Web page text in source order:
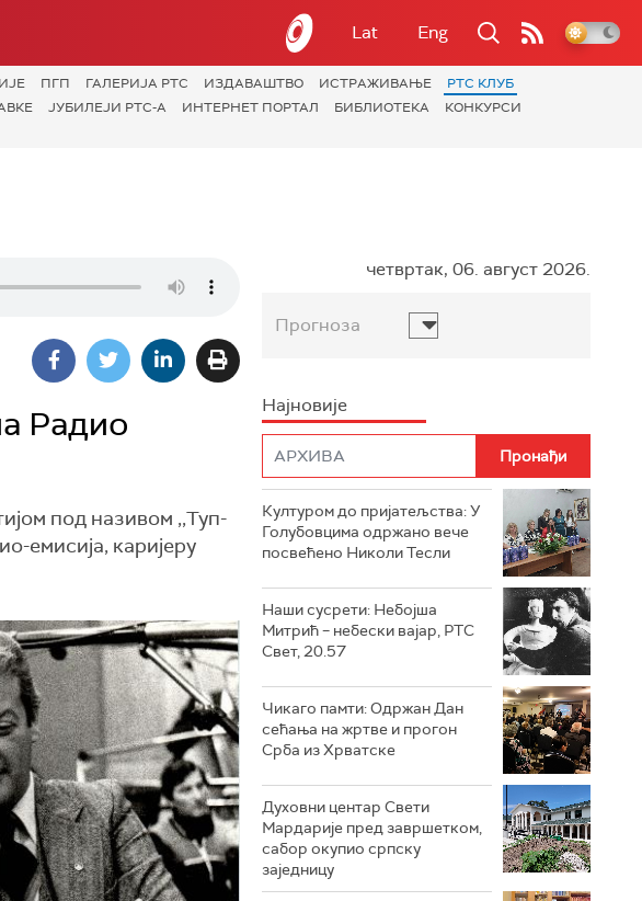
Lat Eng
ПГП ГАЛЕРИЈА РТС ИЗДАВАШТВО ИСТРАЖИВАЊЕ
РТС КЛУБ
ЈУБИЛЕЈИ РТС-А ИНТЕРНЕТ ПОРТАЛ БИБЛИОТЕКА
КОНКУРСИ
Радио
под називом ,,Туп-
емисија, каријеру
четвртак, 06. август 2026.
Прогноза
Најновије
Културом до пријатељства: У
Голубовцима одржано вече
посвећено Николи Тесли
Наши сусрети: Небојша
Митрић – небески вајар, РТС
Свет, 20.57
Чикаго памти: Одржан Дан
сећања на жртве и прогон
Срба из Хрватске
Духовни центар Свети
Мардарије пред завршетком,
сабор окупио српску
заједницу